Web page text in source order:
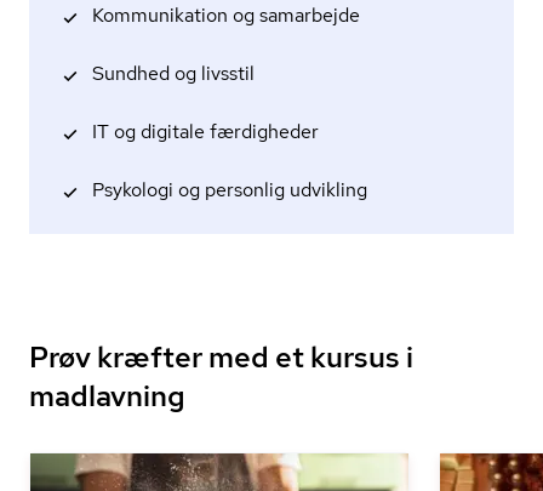
Kommunikation og samarbejde
Sundhed og livsstil
IT og digitale færdigheder
Psykologi og personlig udvikling
Prøv kræfter med et kursus i
madlavning